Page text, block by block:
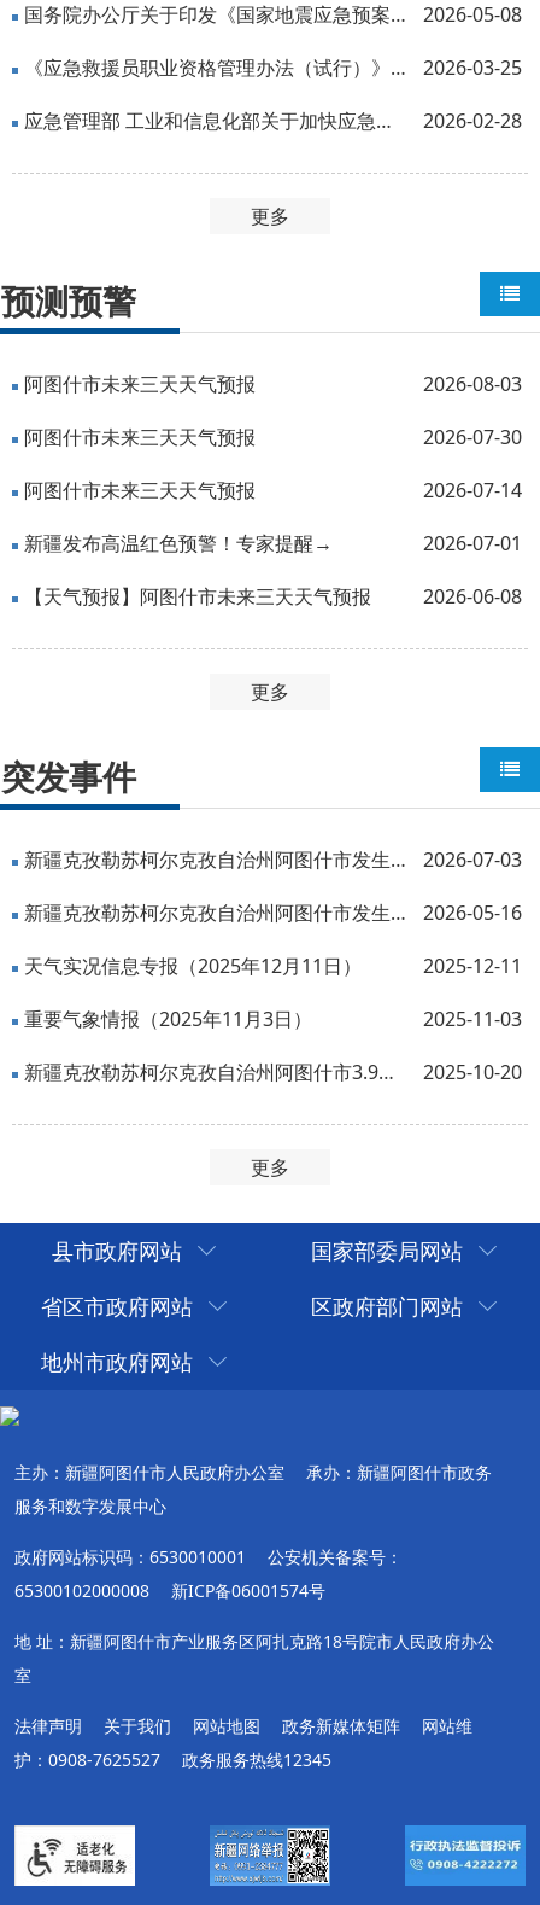
2026-05-08
国务院办公厅关于印发《国家地震应急预案》的通知
2026-03-25
《应急救援员职业资格管理办法（试行）》发布
2026-02-28
应急管理部 工业和信息化部关于加快应急管理装备创新发展的指导意见
更多
预测预警
2026-08-03
阿图什市未来三天天气预报
2026-07-30
阿图什市未来三天天气预报
2026-07-14
阿图什市未来三天天气预报
2026-07-01
新疆发布高温红色预警！专家提醒→
2026-06-08
【天气预报】阿图什市未来三天天气预报
更多
突发事件
2026-07-03
新疆克孜勒苏柯尔克孜自治州阿图什市发生3.0级地震
2026-05-16
新疆克孜勒苏柯尔克孜自治州阿图什市发生4.1级地震
2025-12-11
天气实况信息专报（2025年12月11日）
2025-11-03
重要气象情报（2025年11月3日）
2025-10-20
新疆克孜勒苏柯尔克孜自治州阿图什市3.9级地震
更多
县市政府网站
国家部委局网站
省区市政府网站
区政府部门网站
地州市政府网站
主办：新疆阿图什市人民政府办公室
承办：新疆阿图什市政务
服务和数字发展中心
政府网站标识码：6530010001
公安机关备案号：
65300102000008
新ICP备06001574号
地 址：新疆阿图什市产业服务区阿扎克路18号院市人民政府办公
室
法律声明 关于我们 网站地图 政务新媒体矩阵
网站维
护：0908-7625527
政务服务热线12345